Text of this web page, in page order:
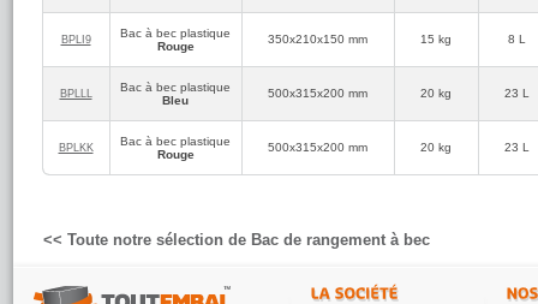
BPLI9
Bac à bec plastique
Rouge
350x210x150 mm 15 kg 8 L
BPLLL
Bac à bec plastique
Bleu
500x315x200 mm 20 kg 23 L
BPLKK
Bac à bec plastique
Rouge
500x315x200 mm 20 kg 23 L
<< Toute notre sélection de Bac de rangement à bec